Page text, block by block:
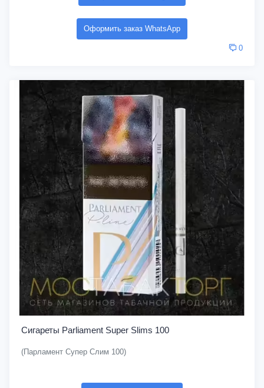
Оформить заказ WhatsApp
0
Сигареты Parliament Super Slims 100
(Парламент Супер Слим 100)